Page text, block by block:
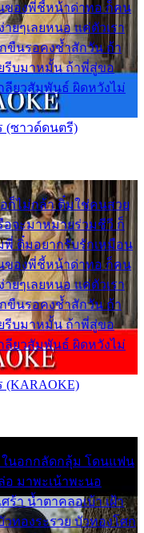
ของพี่ชี้หน้าด่าทอ ก็คน
ยๆเลยหนอ แค่ตัวเรา
ขืนรอคงช้ำสักวัน ถ้า
รีบมาหมั้น ถ้าพี่สู่ขอ
ลียวสัมพันธ์ ผิดหวังไม่
(ซาวด์ดนตรี)
ก็ไม่กล้า ติ๋มใช่คนสวย
อจะมาหมายร่วมชีวี ก็
พี่ ติ๋มอยากรับรักเหมือน
ของพี่ชี้หน้าด่าทอ ก็คน
ยๆเลยหนอ แค่ตัวเรา
ขืนรอคงช้ำสักวัน ถ้า
รีบมาหมั้น ถ้าพี่สู่ขอ
ลียวสัมพันธ์ ผิดหวังไม่
(KARAOKE)
ในอกกลัดกลุ้ม โดนแฟน
อ มาพะเน้าพะนอ
ร้า น้ำตาคลอเบ้า เฝ้า
ทองระรวย บัวทองโศก